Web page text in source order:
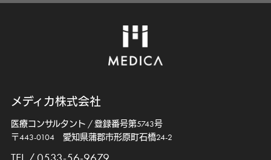
メディカ株式会社
医療コンサルタント / 登録番号第5743号
〒443-0104 愛知県蒲郡市形原町石橋24-2